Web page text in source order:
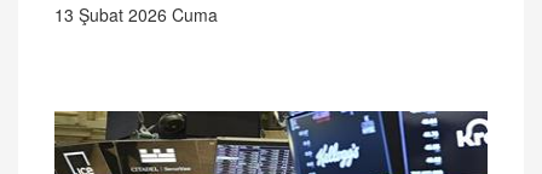
13 Şubat 2026 Cuma